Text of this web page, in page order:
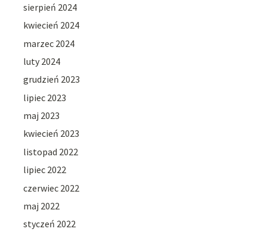
sierpień 2024
kwiecień 2024
marzec 2024
luty 2024
grudzień 2023
lipiec 2023
maj 2023
kwiecień 2023
listopad 2022
lipiec 2022
czerwiec 2022
maj 2022
styczeń 2022